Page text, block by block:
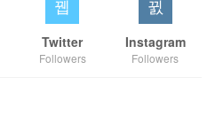
Twitter
Followers
Instagram
Followers